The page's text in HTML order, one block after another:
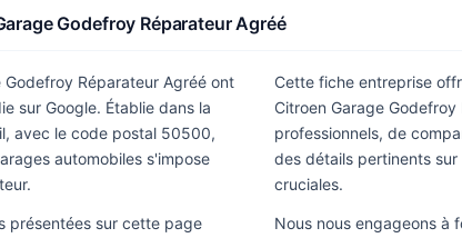
Godefroy Réparateur Agréé
Réparateur Agréé ont
sur Google. Établie dans la
avec le code postal 50500,
automobiles s'impose
présentées sur cette page
Cette fiche entreprise
Citroen Garage
professionnels, de
des détails pertinents
cruciales.
Nous nous engageons à